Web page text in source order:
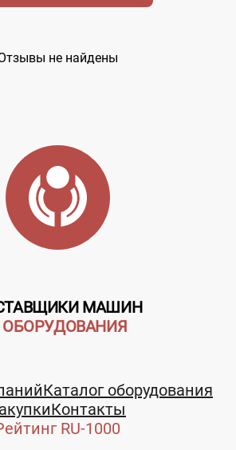
не найдены
МАШИН
ОБОРУДОВАНИЯ
Каталог оборудования
Контакты
RU-1000